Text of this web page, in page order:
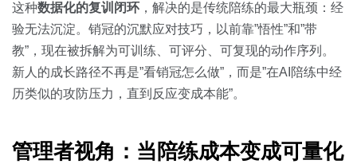
这种数据化的复训闭环 ，解决的是传统陪练的最大瓶颈：经
验无法沉淀。销冠的沉默应对技巧，以前靠”悟性”和”带
教”，现在被拆解为可训练、可评分、可复现的动作序列。
新人的成长路径不再是”看销冠怎么做”，而是”在AI陪练中经
历类似的攻防压力，直到反应变成本能”。
管理者视角：当陪练成本变成可量化